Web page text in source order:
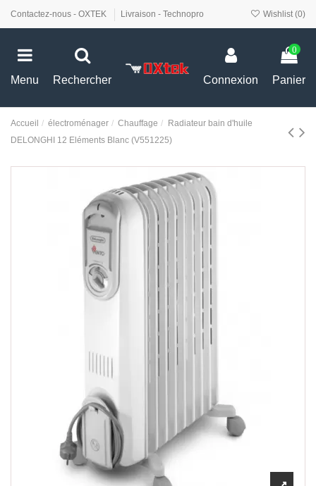
Contactez-nous - OXTEK Livraison - Technopro Wishlist (0)
Menu Rechercher Connexion
0
Panier
Accueil électroménager Chauffage
Radiateur bain d'huile
DELONGHI 12 Eléments Blanc (V551225)